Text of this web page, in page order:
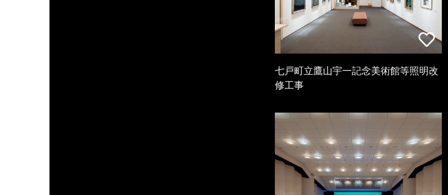
七戸町立鷹山宇一記念美術館等照明改
修工事